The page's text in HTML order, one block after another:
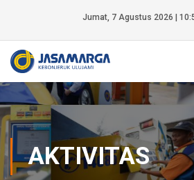
Jumat, 7 Agustus 2026 |
AKTIVITAS